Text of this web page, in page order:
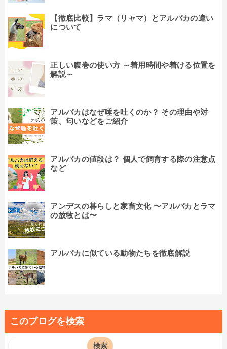
【徹底比較】ラマ（リャマ）とアルパカの違い
について
正しい腹巻の使い方 ～着用時間や着ける位置を
解説～
アルパカはなぜ唾を吐くのか？ その理由や対
策、匂いなどをご紹介
アルパカの値段は？ 個人で飼育する際の注意点
など
アンデスの暮らしと家畜文化 〜アルパカとラマ
の放牧とは〜
アルパカに似ている動物たちを徹底解説
このブログを検索